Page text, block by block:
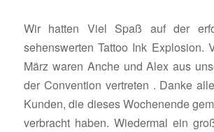
Wir hatten Viel Spaß auf der
sehenswerten Tattoo Ink Explosion.
März waren Anche und Alex aus
der Convention vertreten . Danke
Kunden, die dieses Wochenende
verbracht haben. Wiedermal ein